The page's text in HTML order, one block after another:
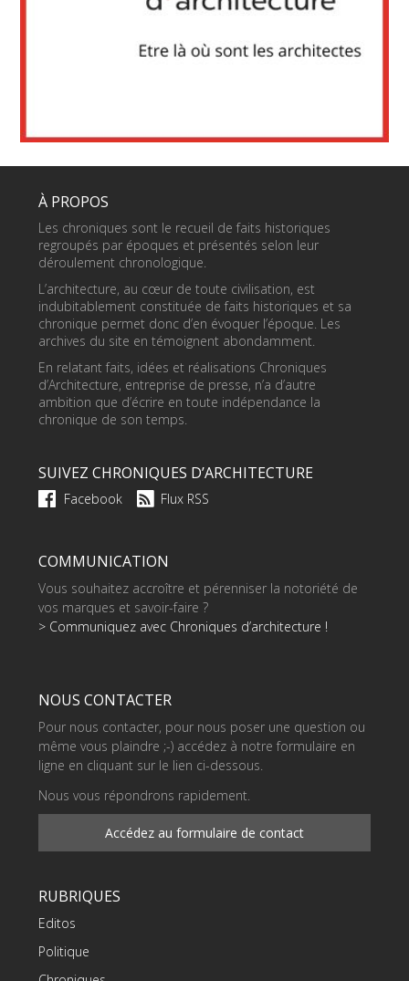
À PROPOS
Les chroniques sont le recueil de faits historiques
regroupés par époques et présentés selon leur
déroulement chronologique.
L’architecture, au cœur de toute civilisation, est
indubitablement constituée de faits historiques et sa
chronique permet donc d’en évoquer l’époque. Les
archives du site en témoignent abondamment.
En relatant faits, idées et réalisations Chroniques
d’Architecture, entreprise de presse, n’a d’autre
ambition que d’écrire en toute indépendance la
chronique de son temps.
SUIVEZ CHRONIQUES D’ARCHITECTURE
Facebook Flux RSS
COMMUNICATION
Vous souhaitez accroître et pérenniser la notoriété de
vos marques et savoir-faire ?
> Communiquez avec Chroniques d’architecture !
NOUS CONTACTER
Pour nous contacter, pour nous poser une question ou
même vous plaindre ;-) accédez à notre formulaire en
ligne en cliquant sur le lien ci-dessous.
Nous vous répondrons rapidement.
Accédez au formulaire de contact
RUBRIQUES
Editos
Politique